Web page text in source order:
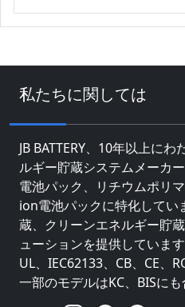
私たちに関しては
JB BATTERY、10年以上に
ルギー貯蔵システムメーカ
電池パック、リチウムポリ
ion電池パックに特化してい
蔵、クリーンエネルギー貯
ューションを提供していま
UL、IEC62133、CB、CE、
一部のモデルはKC、BISにも